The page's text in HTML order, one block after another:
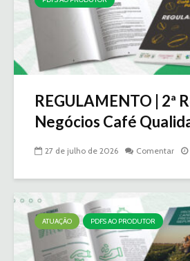
REGULAMENTO | 2ª
Negócios Café
27 de julho de 2026 Comentar
ATUAÇÃO PDFS AO PRODUTOR